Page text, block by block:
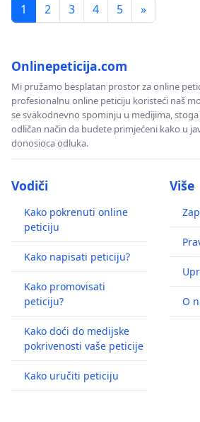
1 2 3 4 5 »
Onlinepeticija.com
Mi pružamo besplatan prostor za online
profesionalnu online peticiju koristeći naš
se svakodnevno spominju u medijima,
odličan način da budete primjećeni kako u
donosioca odluka.
Vodiči
Kako pokrenuti online
peticiju
Kako napisati peticiju?
Kako promovisati
peticiju?
Kako doći do medijske
pokrivenosti vaše peticije
Kako uručiti peticiju
Više
O